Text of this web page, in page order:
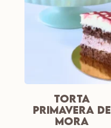
TORTA
PRIMAVERA DE
MORA